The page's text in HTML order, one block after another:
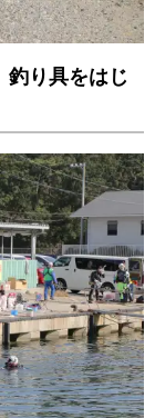
り具をはじ